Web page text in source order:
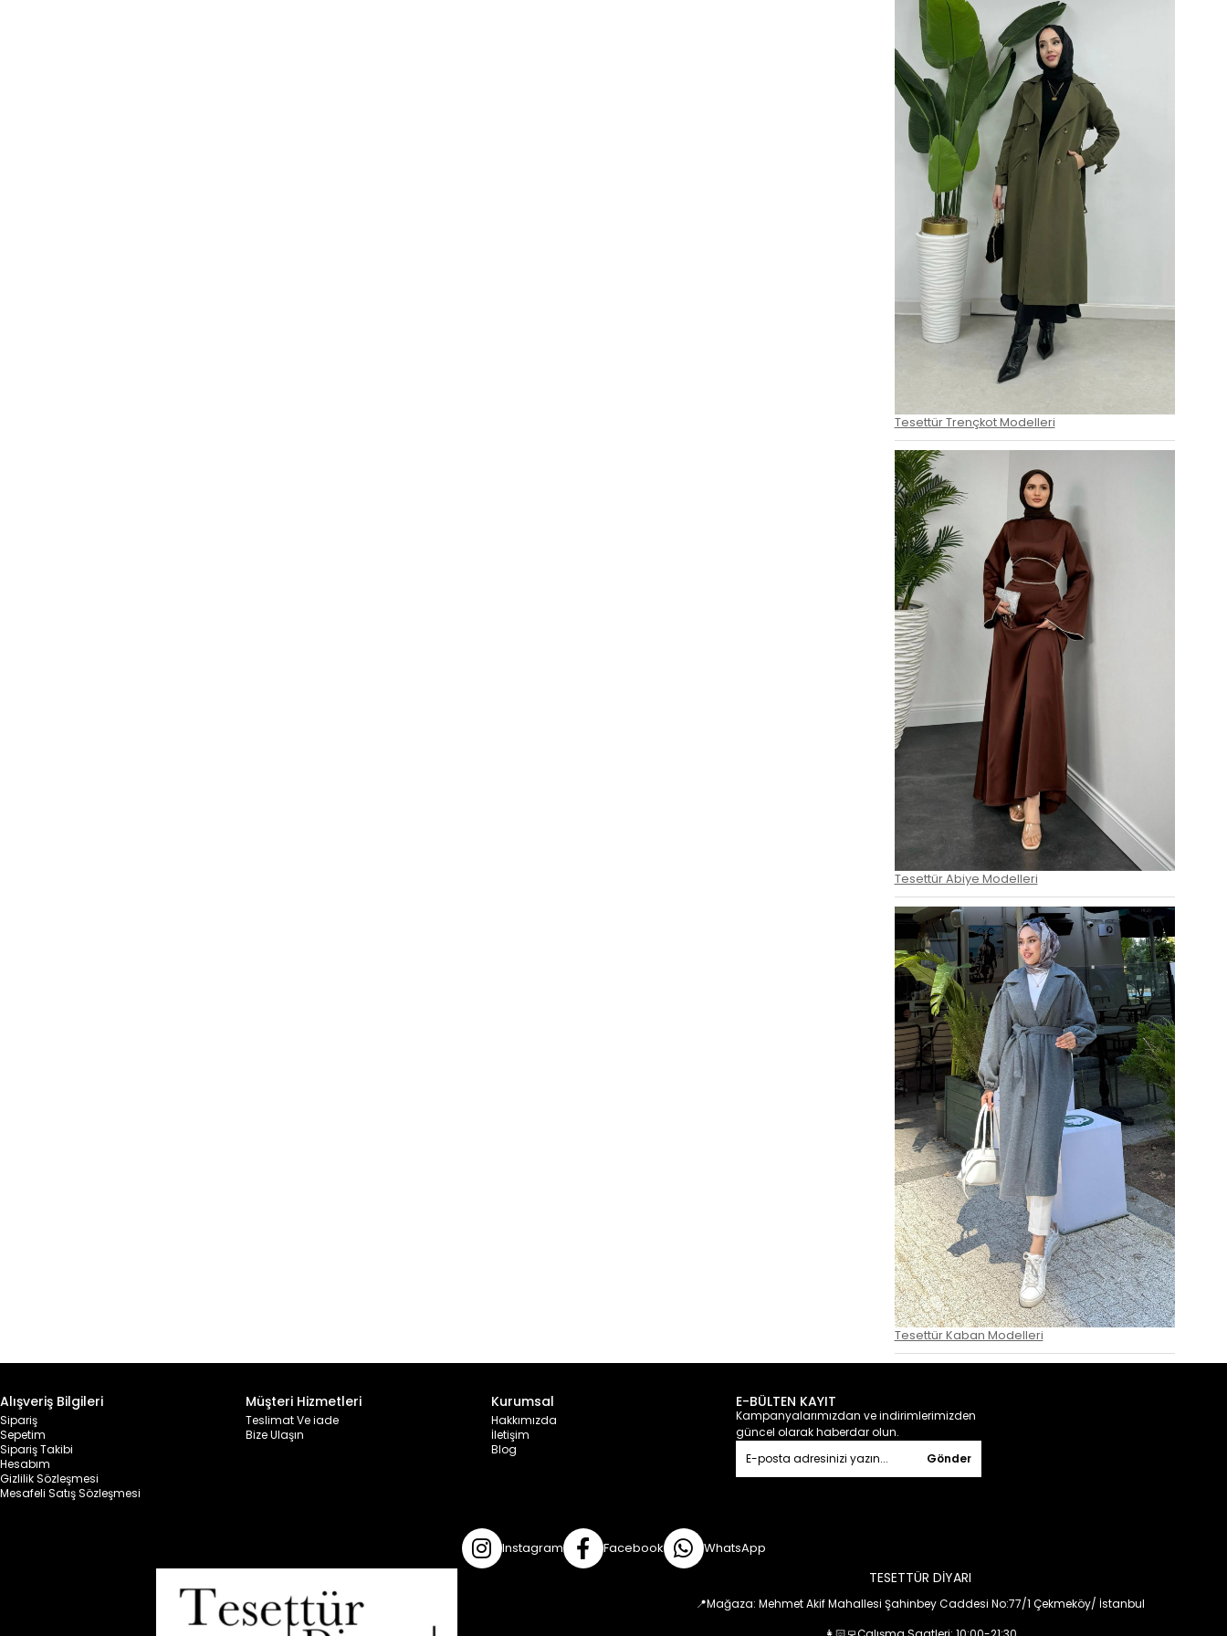
Tesettür Trençkot Modelleri
Tesettür Abiye Modelleri
Tesettür Kaban Modelleri
Alışveriş Bilgileri
Sipariş
Sepetim
Sipariş Takibi
Hesabım
Gizlilik Sözleşmesi
Mesafeli Satış Sözleşmesi
Müşteri Hizmetleri
Teslimat Ve iade
Bize Ulaşın
Kurumsal
Hakkımızda
İletişim
Blog
E-BÜLTEN KAYIT
Kampanyalarımızdan ve indirimlerimizden
güncel olarak haberdar olun.
Gönder
Instagram Facebook WhatsApp
TESETTÜR DİYARI
📍Mağaza: Mehmet Akif Mahallesi Şahinbey Caddesi No:77/1 Çekmeköy/ İstanbul